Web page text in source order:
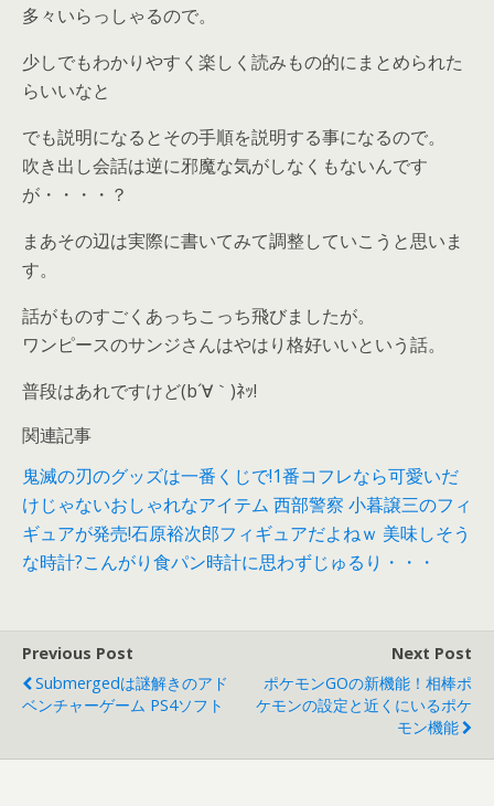
多々いらっしゃるので。
少しでもわかりやすく楽しく読みもの的にまとめられた
らいいなと
でも説明になるとその手順を説明する事になるので。
吹き出し会話は逆に邪魔な気がしなくもないんです
が・・・・？
まあその辺は実際に書いてみて調整していこうと思いま
す。
話がものすごくあっちこっち飛びましたが。
ワンピースのサンジさんはやはり格好いいという話。
普段はあれですけど(b´∀｀)ﾈｯ!
関連記事
鬼滅の刃のグッズは一番くじで!1番コフレなら可愛いだ
けじゃないおしゃれなアイテム 西部警察 小暮譲三のフィ
ギュアが発売!石原裕次郎フィギュアだよねｗ 美味しそう
な時計?こんがり食パン時計に思わずじゅるり・・・
Previous Post
Submergedは謎解きのアド
ベンチャーゲーム PS4ソフト
Next Post
ポケモンGOの新機能！相棒ポ
ケモンの設定と近くにいるポケ
モン機能